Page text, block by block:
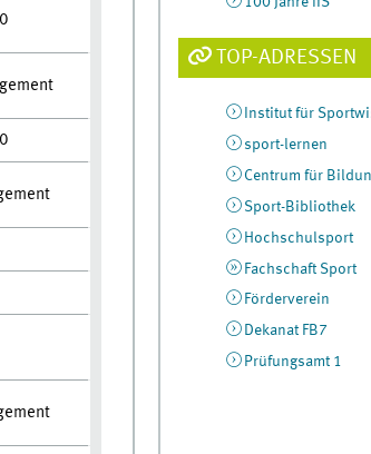
TOP-ADRESSEN
Institut für
sport-lernen
Centrum für
Sport-Bibliothek
Hochschulsport
Fachschaft Sport
Förderverein
Dekanat FB7
Prüfungsamt 1